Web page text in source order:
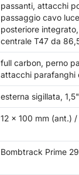
passanti, attacchi
passaggio cavo
posteriore
centrale T47 da
full carbon, perno
attacchi parafanghi
esterna sigillata,
12 × 100 mm (ant.)
Bombtrack Prime